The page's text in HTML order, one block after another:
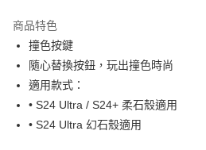
Apple Pay
街口支付
悠遊付
AFTEE先享後付
商品特色
撞色按鍵
隨心替換按鈕，玩出撞色時尚
適用款式：
• S24 Ultra / S24+ 柔石殼適用
• S24 Ultra 幻石殼適用